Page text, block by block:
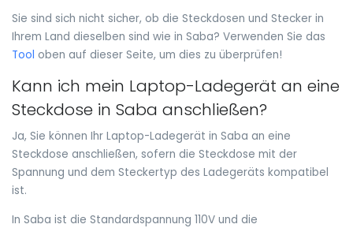
Sie sind sich nicht sicher, ob die Steckdosen und Stecker in
Ihrem Land dieselben sind wie in Saba? Verwenden Sie das
Tool oben auf dieser Seite, um dies zu überprüfen!
Kann ich mein Laptop-Ladegerät an eine
Steckdose in Saba anschließen?
Ja, Sie können Ihr Laptop-Ladegerät in Saba an eine
Steckdose anschließen, sofern die Steckdose mit der
Spannung und dem Steckertyp des Ladegeräts kompatibel
ist.
In Saba ist die Standardspannung 110V und die